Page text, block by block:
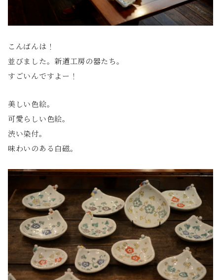
こんばんは！
並びました。新道工房の器たち。
すごいんですよー！
美しい色絵。
可愛らしい色絵。
渋い染付。
味わいのある白磁。